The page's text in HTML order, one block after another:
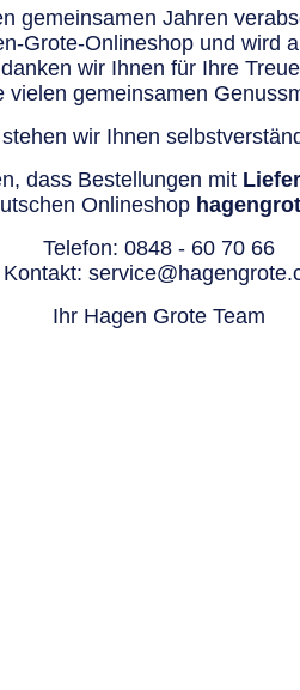
gemeinsamen Jahren
Grote-Onlineshop und wird
wir Ihnen für Ihre
vielen gemeinsamen
wir Ihnen
dass Bestellungen mit
Onlineshop
Telefon: 0848 - 60 70 66
Kontakt:
Ihr Hagen Grote Team